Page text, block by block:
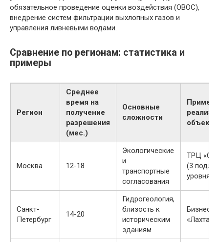
обязательное проведение оценки воздействия (ОВОС),
внедрение систем фильтрации выхлопных газов и
управления ливневыми водами.
Сравнение по регионам: статистика и
примеры
Регион
Среднее
время на
получение
разрешения
(мес.)
Основные
сложности
Пример
объекта
Москва 12-18
Экологические
и
транспортные
согласования
ТРЦ
(3
уровня
Санкт-
Петербург
14-20
Гидрогеология,
близость к
историческим
зданиям
Бизнес-
«Лахта-